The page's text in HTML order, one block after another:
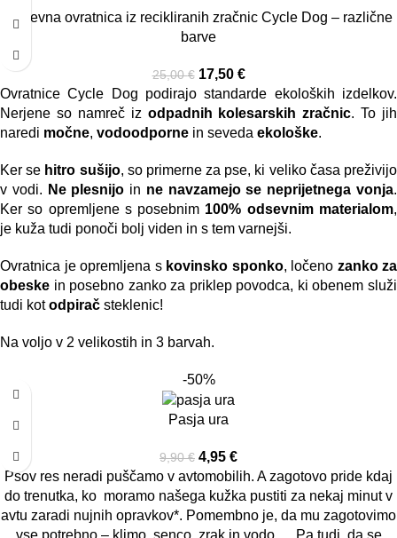
Odsevna ovratnica iz recikliranih zračnic Cycle Dog – različne
barve
25,00€ 17,50 €
Ovratnice Cycle Dog podirajo standarde ekoloških izdelkov.
Nerjene so namreč iz odpadnih kolesarskih zračnic. To jih
naredi močne, vodoodporne in seveda ekološke.
Ker se hitro sušijo, so primerne za pse, ki veliko časa preživijo
v vodi. Ne plesnijo in ne navzamejo se neprijetnega vonja.
Ker so opremljene s posebnim 100% odsevnim materialom,
je kuža tudi ponoči bolj viden in s tem varnejši.
Ovratnica je opremljena s kovinsko sponko, ločeno zanko za
obeske in posebno zanko za priklep povodca, ki obenem služi
tudi kotodpirač steklenic!
Na voljo v 2 velikostih in 3 barvah.
-50%
Pasja ura
9,90€ 4,95 €
Psov res neradi puščamo v avtomobilih. A zagotovo pride kdaj
do trenutka, ko moramo našega kužka pustiti za nekaj minut v
avtu zaradi nujnih opravkov*. Pomembno je, da mu zagotovimo
vse potrebno – klimo, senco, zrak in vodo … Pa tudi, da se